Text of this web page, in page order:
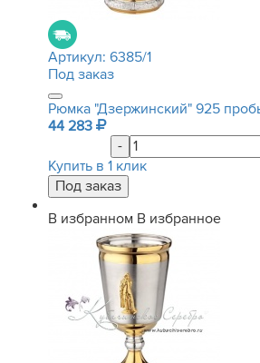
Артикул: 6385/1
Под заказ
Рюмка "Дзержинский" 925
44 283
-
Купить в 1 клик
В избранном В избранное